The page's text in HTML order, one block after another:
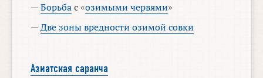
—Борьбас «озимыми червями»
—Две зоны вредности озимой совки
Азиатская саранча